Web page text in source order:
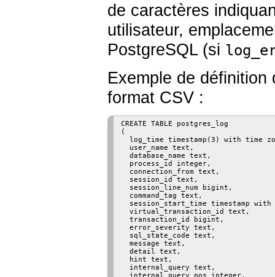
de caractères
utilisateur,
PostgreSQL (si
Exemple de
format CSV :
CREATE TABLE postgres_log
(
log_time timestamp(3) with time
  user_name text,
  database_name text,
  process_id integer,
  connection_from text,
  session_id text,
  session_line_num bigint,
  command_tag text,
session_start_time timestamp with
  virtual_transaction_id text,
  transaction_id bigint,
  error_severity text,
  sql_state_code text,
  message text,
  detail text,
  hint text,
  internal_query text,